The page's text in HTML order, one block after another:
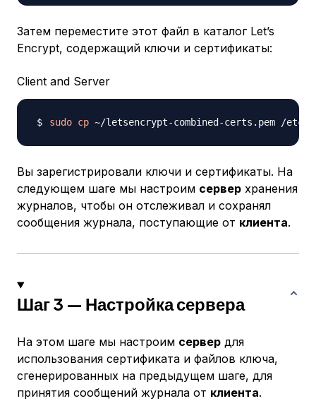
Затем переместите этот файл в каталог Let’s
Encrypt, содержащий ключи и сертификаты:
Client and Server
sudo cp ~/letsencrypt-combined-certs.pem /
Вы зарегистрировали ключи и сертификаты. На
следующем шаге мы настроим сервер хранения
журналов, чтобы он отслеживал и сохранял
сообщения журнала, поступающие от клиента.
Шаг 3 — Настройка сервера
На этом шаге мы настроим сервер для
использования сертификата и файлов ключа,
сгенерированных на предыдущем шаге, для
принятия сообщений журнала от клиента.